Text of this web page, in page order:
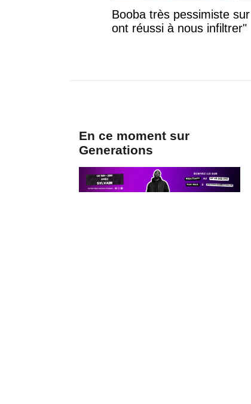
Booba très pessimiste
ont réussi à nous infiltrer"
En ce moment sur
Generations